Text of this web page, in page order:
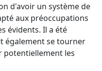
d'avoir un système de
aux préoccupations
évidents. Il a été
également se tourner
potentiellement les